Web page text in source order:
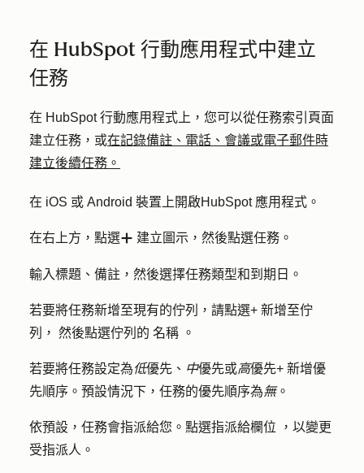
在 HubSpot 行動應用程式中建立
任務
在 HubSpot 行動應用程式上，您可以從任務索引頁面
建立任務，或在記錄備註、電話、會議或電子郵件時
建立後續任務。
在 iOS 或 Android 裝置上開啟HubSpot應用程式。
在右上方，點選add 建立圖示 ，然後點選任務 。
輸入標題 、 備註 ，然後選擇任務類型和到期日 。
若要將任務新增至現有的佇列，請點選+ 新增至佇
列， 然後點選佇列的 名稱 。
若要將任務設定為低優先、 中優先或高優先+ 新增優
先順序。預設情況下，任務的優先順序為無。
依預設，任務會指派給您。點選指派給欄位
，以變更
受指派人。